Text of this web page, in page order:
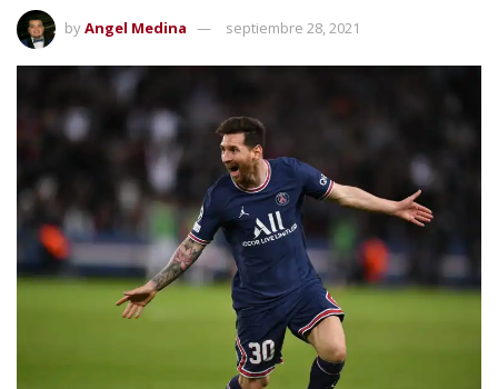
byAngel Medina septiembre 28, 2021